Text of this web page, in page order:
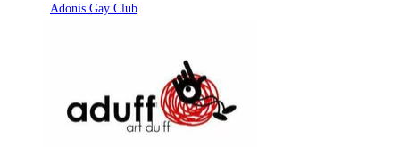
Adonis Gay Club